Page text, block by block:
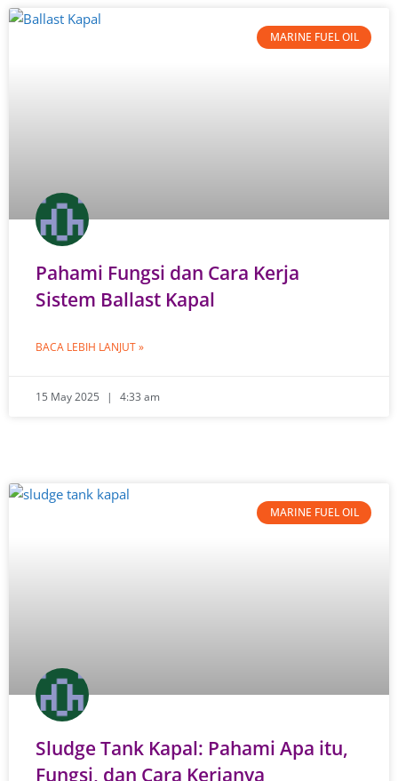
MARINE FUEL OIL
Pahami Fungsi dan Cara Kerja
Sistem Ballast Kapal
BACA LEBIH LANJUT »
15 May 2025 4:33 am
MARINE FUEL OIL
Sludge Tank Kapal: Pahami Apa itu,
Fungsi, dan Cara Kerjanya